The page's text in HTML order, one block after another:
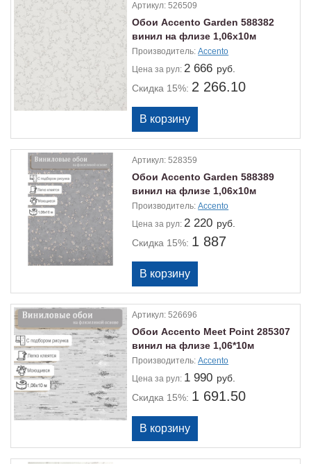
Артикул:526509
Обои Accento Garden 588382
винил на флизе 1,06х10м
Производитель:Accento
Цена за рул:2 666 руб.
Скидка 15%: 2 266.10
Артикул:528359
Обои Accento Garden 588389
винил на флизе 1,06х10м
Производитель:Accento
Цена за рул:2 220 руб.
Скидка 15%: 1 887
Артикул:526696
Обои Accento Meet Point 285307
винил на флизе 1,06*10м
Производитель:Accento
Цена за рул: 1 990 руб.
Скидка 15%: 1 691.50